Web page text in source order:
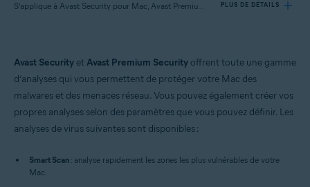
S’applique à Avast Security pour Mac, Avast Premium Security pour Mac PLUS DE DÉTAILS
Produits:
Avast Security 15.x pour Mac
Systèmes d'exploitation:
Apple macOS 10.15.x (Catalina)
Apple macOS 10.14.x (Mojave)
Avast Security etAvast Premium Security offrent toute une gamme
d’analyses qui vous permettent de protéger votre Mac des
malwares et des menaces réseau. Vous pouvez également créer vos
propres analyses selon des paramètres que vous pouvez définir. Les
analyses de virus suivantes sont disponibles :
Smart Scan : analyse rapidement les zones les plus vulnérables de votre
Mac.